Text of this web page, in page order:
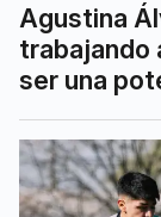
Agustina
trabajando
ser una